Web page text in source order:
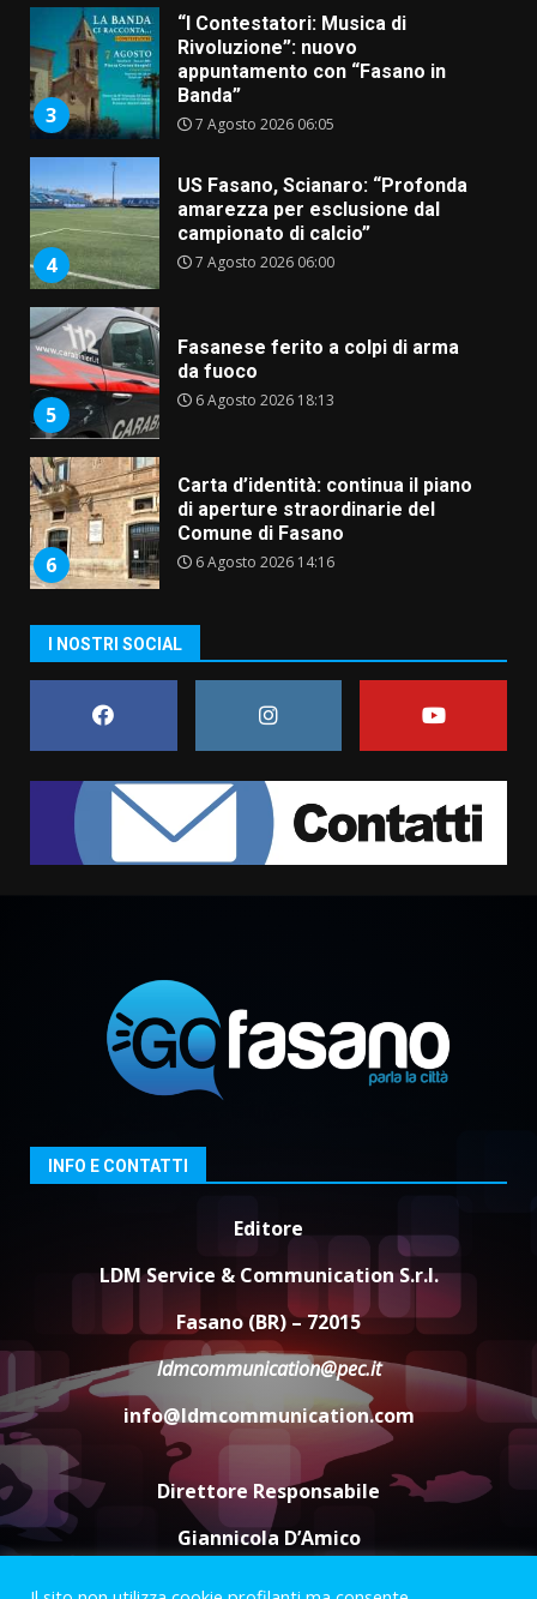
4
US Fasano, Scianaro: “Profonda
amarezza per esclusione dal
campionato di calcio”
5
Fasanese ferito a colpi di arma
da fuoco
6 Agosto 2026 18:13
6
Carta d’identità: continua il piano
di aperture straordinarie del
Comune di Fasano
6 Agosto 2026 14:16
7
Grazia Neglia, coordinatrice
cittadina di Fratelli d’Italia,
pronta a tornare in Consiglio
comunale
6 Agosto 2026 08:00
grande spettacolo con Uccio De
Santis
8 Agosto 2026 07:30
2
Sostenibile: premiati gli studenti
universitari del bando “La strada
giusta”
Banda”
7 Agosto 2026 06:05
4
US Fasano, Scianaro: “Profonda
Fasanese ferito a colpi di arma
da fuoco
I NOSTRI SOCIAL
INFO E CONTATTI
Editore
LDM Service & Communication S.r.l.
Fasano (BR) – 72015
ldmcommunication@pec.it
info@ldmcommunication.com
Direttore Responsabile
Giannicola D’Amico